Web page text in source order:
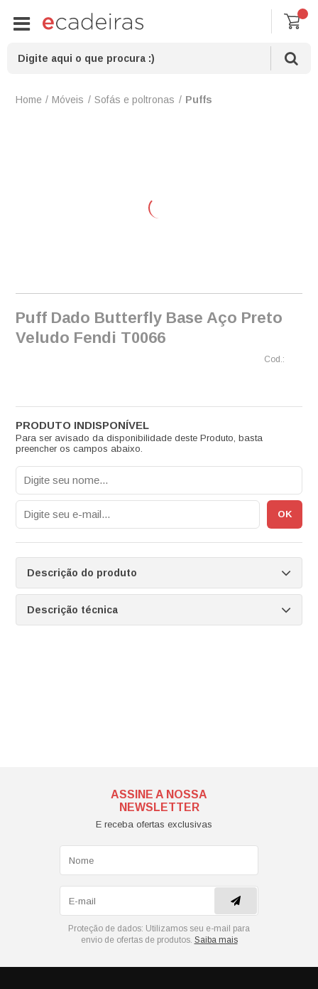
Móveis Sofás e poltronas Puffs
Puff Dado Butterfly Base Aço Preto
Veludo Fendi T0066
Para ser avisado da disponibilidade deste Produto, basta
preencher os campos abaixo.
Descrição do produto
Descrição técnica
ASSINE A NOSSA
NEWSLETTER
E receba ofertas exclusivas
Proteção de dados: Utilizamos seu e-mail para
envio de ofertas de produtos. Saiba mais